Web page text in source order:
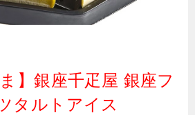
】銀座千疋屋 銀座フ
タルトアイス